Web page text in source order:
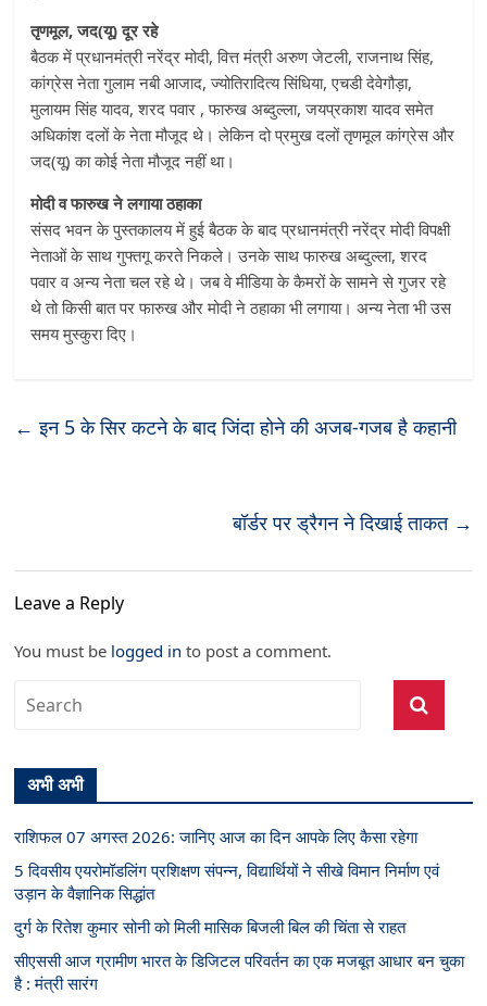
तृणमूल, जद(यू) दूर रहे
बैठक में प्रधानमंत्री नरेंद्र मोदी, वित्त मंत्री अरुण जेटली, राजनाथ सिंह,
कांग्रेस नेता गुलाम नबी आजाद, ज्योतिरादित्य सिंधिया, एचडी देवेगौड़ा,
मुलायम सिंह यादव, शरद पवार , फारुख अब्दुल्ला, जयप्रकाश यादव समेत
अधिकांश दलों के नेता मौजूद थे। लेकिन दो प्रमुख दलों तृणमूल कांग्रेस और
जद(यू) का कोई नेता मौजूद नहीं था।
मोदी व फारुख ने लगाया ठहाका
संसद भवन के पुस्तकालय में हुई बैठक के बाद प्रधानमंत्री नरेंद्र मोदी विपक्षी
नेताओं के साथ गुफ्तगू करते निकले। उनके साथ फारुख अब्दुल्ला, शरद
पवार व अन्य नेता चल रहे थे। जब वे मीडिया के कैमरों के सामने से गुजर रहे
थे तो किसी बात पर फारुख और मोदी ने ठहाका भी लगाया। अन्य नेता भी उस
समय मुस्कुरा दिए।
← इन 5 के सिर कटने के बाद जिंदा होने की अजब-गजब है कहानी
बॉर्डर पर ड्रैगन ने दिखाई ताकत →
Leave a Reply
You must be logged in to post a comment.
अभी अभी
राशिफल 07 अगस्त 2026: जानिए आज का दिन आपके लिए कैसा रहेगा
5 दिवसीय एयरोमॉडलिंग प्रशिक्षण संपन्न, विद्यार्थियों ने सीखे विमान निर्माण एवं
उड़ान के वैज्ञानिक सिद्धांत
दुर्ग के रितेश कुमार सोनी को मिली मासिक बिजली बिल की चिंता से राहत
सीएससी आज ग्रामीण भारत के डिजिटल परिवर्तन का एक मजबूत आधार बन चुका
है : मंत्री सारंग